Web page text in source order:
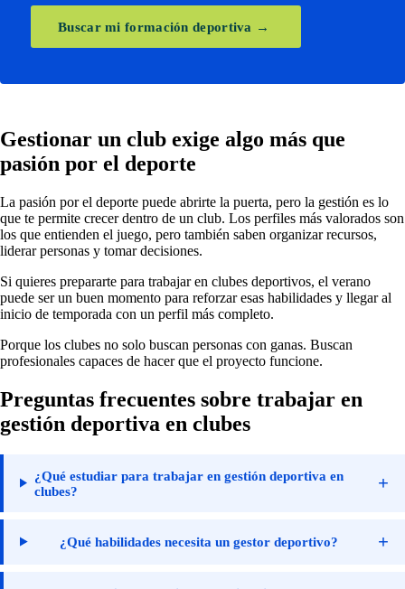
Buscar mi formación deportiva →
Gestionar un club exige algo más que
pasión por el deporte
La pasión por el deporte puede abrirte la puerta, pero la gestión es lo
que te permite crecer dentro de un club. Los perfiles más valorados son
los que entienden el juego, pero también saben organizar recursos,
liderar personas y tomar decisiones.
Si quieres prepararte para trabajar en clubes deportivos, el verano
puede ser un buen momento para reforzar esas habilidades y llegar al
inicio de temporada con un perfil más completo.
Porque los clubes no solo buscan personas con ganas. Buscan
profesionales capaces de hacer que el proyecto funcione.
Preguntas frecuentes sobre trabajar en
gestión deportiva en clubes
¿Qué estudiar para trabajar en gestión deportiva en
clubes?
+
¿Qué habilidades necesita un gestor deportivo? +